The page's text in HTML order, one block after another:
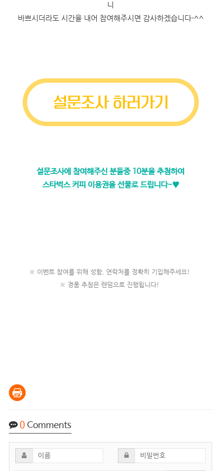
니
바쁘시더라도 시간을 내어 참여해주시면 감사하겠습니다-^^
설문조사에 참여해주신 분들중 10분을 추첨하여
스타벅스 커피 이용권을 선물로 드립니다-♥
※ 이벤트 참여를 위해 성함, 연락처를 정확히 기입해주세요!
※ 경품 추첨은 랜덤으로 진행됩니다!
0 Comments